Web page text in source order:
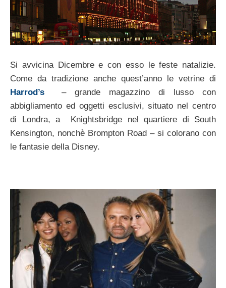
Si avvicina Dicembre e con esso le feste natalizie.
Come da tradizione anche quest’anno le vetrine di
Harrod’s – grande magazzino di lusso con
abbigliamento ed oggetti esclusivi, situato nel centro
di Londra, a Knightsbridge nel quartiere di South
Kensington, nonchè Brompton Road – si colorano con
le fantasie della Disney.